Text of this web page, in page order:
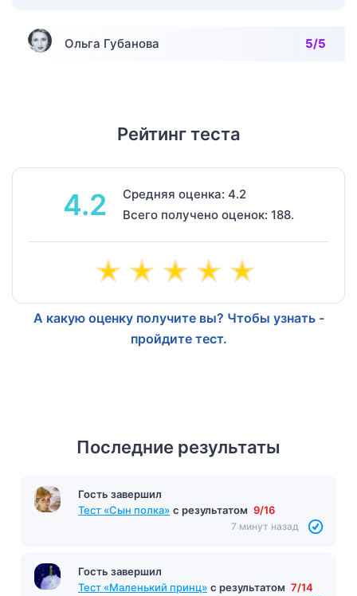
Ольга Губанова 5/5
Рейтинг теста
4.2
Средняя оценка: 4.2
Всего получено оценок: 188.
А какую оценку получите вы? Чтобы узнать -
пройдите тест.
Последние результаты
Гость завершил
Тест «Сын полка» с результатом 9/16
7 минут назад
Гость завершил
Тест «Маленький принц» с результатом 7/14